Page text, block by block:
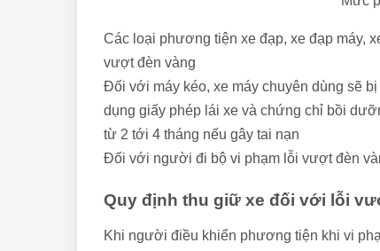
Các loại phương tiện xe đạp, xe đạp máy,
vượt đèn vàng
Đối với máy kéo, xe máy chuyên dùng sẽ
dụng giấy phép lái xe và chứng chỉ bồi
từ 2 tới 4 tháng nếu gây tai nạn
Đối với người đi bộ vi phạm lỗi vượt đèn
Quy định thu giữ xe đối với lỗi
Khi người điều khiển phương tiện khi vi